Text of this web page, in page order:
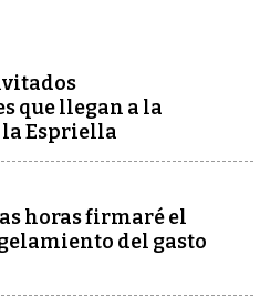
que llegan a la
la Espriella
horas firmaré el
del gasto